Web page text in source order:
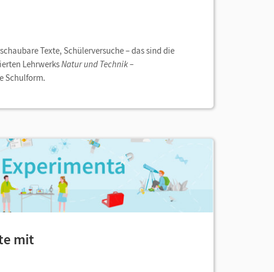
Texte, Schülerversuche – das sind die
LehrwerksNatur und Technik –
Schulform.
mit